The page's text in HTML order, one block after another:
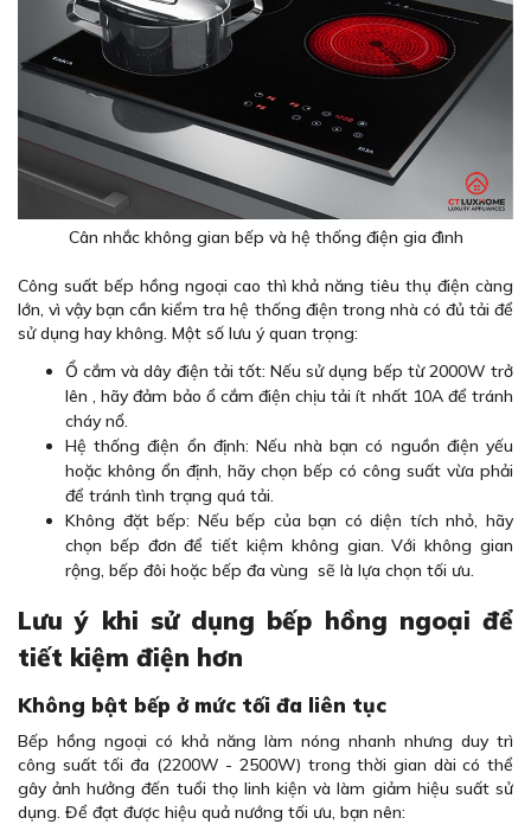
Cân nhắc không gian bếp và hệ thống điện gia đình
Công suất bếp hồng ngoại cao thì khả năng tiêu thụ điện càng
lớn, vì vậy bạn cần kiểm tra hệ thống điện trong nhà có đủ tải để
sử dụng hay không. Một số lưu ý quan trọng:
Ổ cắm và dây điện tải tốt: Nếu sử dụng bếp từ 2000W trở
lên , hãy đảm bảo ổ cắm điện chịu tải ít nhất 10A để tránh
cháy nổ.
Hệ thống điện ổn định: Nếu nhà bạn có nguồn điện yếu
hoặc không ổn định, hãy chọn bếp có công suất vừa phải
để tránh tình trạng quá tải.
Không đặt bếp: Nếu bếp của bạn có diện tích nhỏ, hãy
chọn bếp đơn để tiết kiệm không gian. Với không gian
rộng, bếp đôi hoặc bếp đa vùng sẽ là lựa chọn tối ưu.
Lưu ý khi sử dụng bếp hồng ngoại để
tiết kiệm điện hơn
Không bật bếp ở mức tối đa liên tục
Bếp hồng ngoại có khả năng làm nóng nhanh nhưng duy trì
công suất tối đa (2200W - 2500W) trong thời gian dài có thể
gây ảnh hưởng đến tuổi thọ linh kiện và làm giảm hiệu suất sử
dụng. Để đạt được hiệu quả nướng tối ưu, bạn nên: